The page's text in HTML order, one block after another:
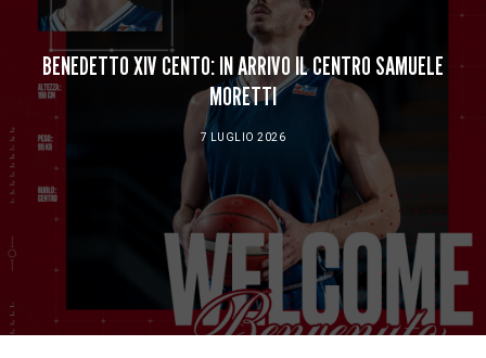
BENEDETTO XIV CENTO: IN ARRIVO IL CENTRO SAMUELE
MORETTI
7 LUGLIO 2026